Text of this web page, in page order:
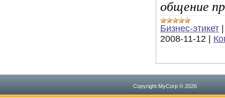
общение
Бизнес-этикет
2008-11-12 |
Copyright MyCorp © 2026